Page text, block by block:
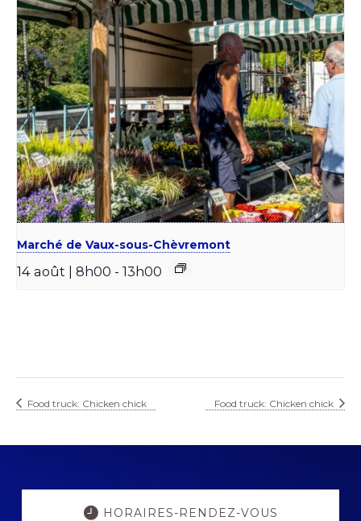
Marché de Vaux-sous-Chèvremont
14 août | 8h00 - 13h00
Food truck: Chicken chick Food truck: Chicken chick
Explore
HORAIRES-RENDEZ-VOUS